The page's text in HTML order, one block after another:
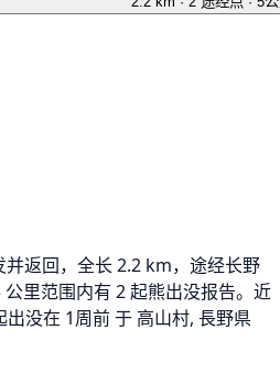
返回，全长 2.2 km，途经长野
里范围内有 2 起熊出没报告。近
没在 1周前 于 高山村, 長野県